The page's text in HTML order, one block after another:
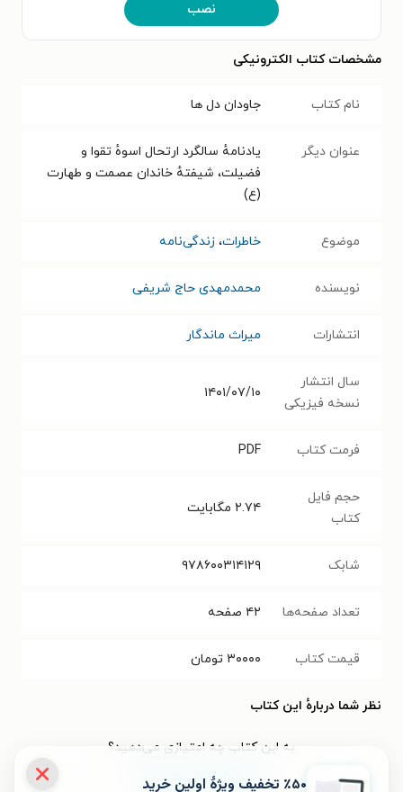
نصب
مشخصات کتاب الکترونیکی
نام کتاب جاودان دل ها
عنوان دیگر
یادنامهٔ سالگرد ارتحال اسوهٔ تقوا و
فضیلت، شیفتهٔ خاندان عصمت و طهارت
(ع)
موضوع خاطرات، زندگی‌نامه
نویسنده محمدمهدی حاج شریفی
انتشارات میراث ماندگار
سال انتشار
نسخه فیزیکی
۱۴۰۱/۰۷/۱۰
فرمت کتاب PDF
حجم فایل
کتاب
۲.۷۴ مگابایت
شابک ۹۷۸۶۰۰۳۱۴۱۲۹
تعداد صفحه‌ها ۴۲ صفحه
قیمت کتاب ۳۰۰۰۰ تومان
نظر شما دربارهٔ این کتاب
به این کتاب چه امتیازی می‌دهید؟
٪۵۰ تخفیف ویژۀ اولین خرید